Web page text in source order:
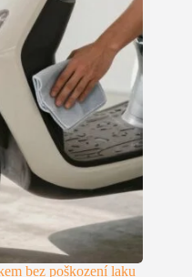
bez poškození laku